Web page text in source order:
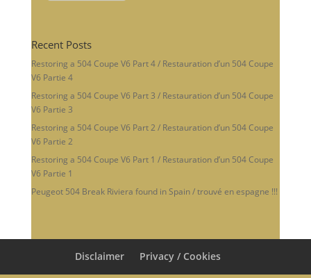
Recent Posts
Restoring a 504 Coupe V6 Part 4 / Restauration d’un 504 Coupe
V6 Partie 4
Restoring a 504 Coupe V6 Part 3 / Restauration d’un 504 Coupe
V6 Partie 3
Restoring a 504 Coupe V6 Part 2 / Restauration d’un 504 Coupe
V6 Partie 2
Restoring a 504 Coupe V6 Part 1 / Restauration d’un 504 Coupe
V6 Partie 1
Peugeot 504 Break Riviera found in Spain / trouvé en espagne !!!
Disclaimer Privacy / Cookies